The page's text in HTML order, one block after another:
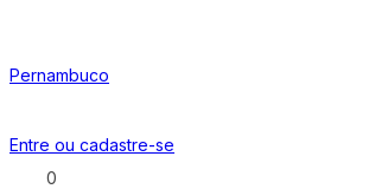
Pernambuco
Entre ou cadastre-se
0